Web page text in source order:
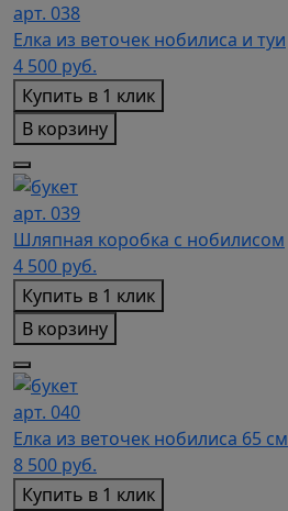
арт. 038
Елка из веточек нобилиса и туи
4 500 руб.
Купить в 1 клик
В корзину
арт. 039
Шляпная коробка с нобилисом
4 500 руб.
Купить в 1 клик
В корзину
арт. 040
Елка из веточек нобилиса 65 см
8 500 руб.
Купить в 1 клик